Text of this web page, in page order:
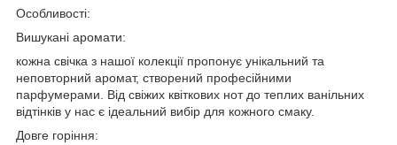
Особливості:
Вишукані аромати:
кожна свічка з нашої колекції пропонує унікальний та
неповторний аромат, створений професійними
парфумерами. Від свіжих квіткових нот до теплих ванільних
відтінків у нас є ідеальний вибір для кожного смаку.
Довге горіння: